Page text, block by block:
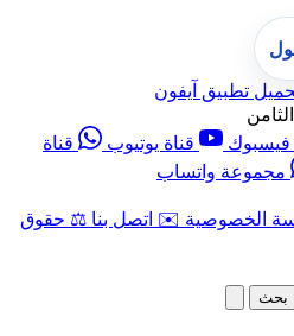
تطبيق آيفون
قناة يوتيوب
قناة
مجموعة واتساب
الخصوصية ✉️ اتصل بنا ⚖️ حقوق
بحث